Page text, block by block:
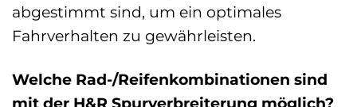
abgestimmt sind, um ein optimales
Fahrverhalten zu gewährleisten.
Welche Rad-/Reifenkombinationen sind